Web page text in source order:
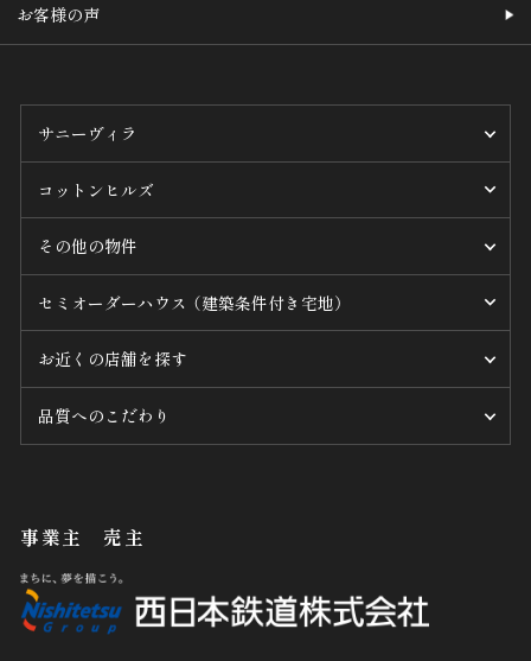
お客様の声
サニーヴィラ
コットンヒルズ
その他の物件
セミオーダーハウス （建築条件付き宅地）
お近くの店舗を探す
品質へのこだわり
事業主 売主